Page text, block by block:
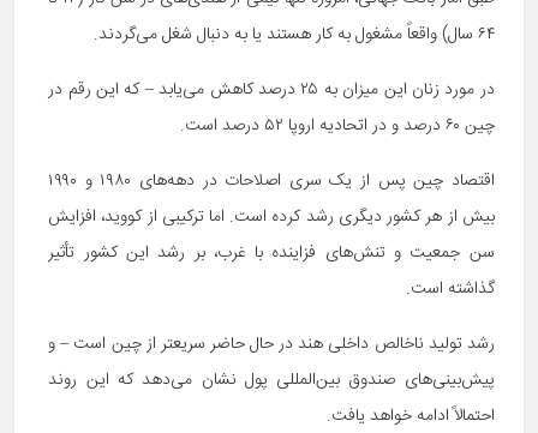
۶۴ سال) واقعاً مشغول به کار هستند یا به دنبال شغل می‌گردند.
در مورد زنان این میزان به ۲۵ درصد کاهش می‌یابد – که این رقم در
چین ۶۰ درصد و در اتحادیه اروپا ۵۲ درصد است.
اقتصاد چین پس از یک سری اصلاحات در دهه‌های ۱۹۸۰ و ۱۹۹۰
بیش از هر کشور دیگری رشد کرده است. اما ترکیبی از کووید، افزایش
سن جمعیت و تنش‌های فزاینده با غرب، بر رشد این کشور تأثیر
گذاشته است.
رشد تولید ناخالص داخلی هند در حال حاضر سریعتر از چین است – و
پیش‌بینی‌های صندوق بین‌المللی پول نشان می‌دهد که این روند
احتمالاً ادامه خواهد یافت.